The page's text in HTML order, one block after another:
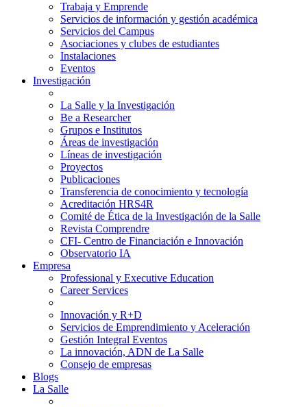
Trabaja y Emprende
Servicios de información y gestión académica
Servicios del Campus
Asociaciones y clubes de estudiantes
Instalaciones
Eventos
Investigación
La Salle y la Investigación
Be a Researcher
Grupos e Institutos
Áreas de investigación
Líneas de investigación
Proyectos
Publicaciones
Transferencia de conocimiento y tecnología
Acreditación HRS4R
Comité de Ética de la Investigación de la Salle
Revista Comprendre
CFI- Centro de Financiación e Innovación
Observatorio IA
Empresa
Professional y Executive Education
Career Services
Innovación y R+D
Servicios de Emprendimiento y Aceleración
Gestión Integral Eventos
La innovación, ADN de La Salle
Consejo de empresas
Blogs
La Salle